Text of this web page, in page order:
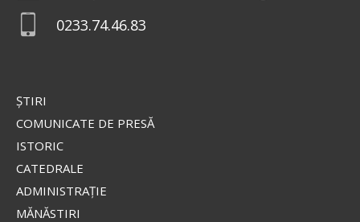
0233.74.46.83
ŞTIRI
COMUNICATE DE PRESĂ
ISTORIC
CATEDRALE
ADMINISTRAŢIE
MĂNĂSTIRI